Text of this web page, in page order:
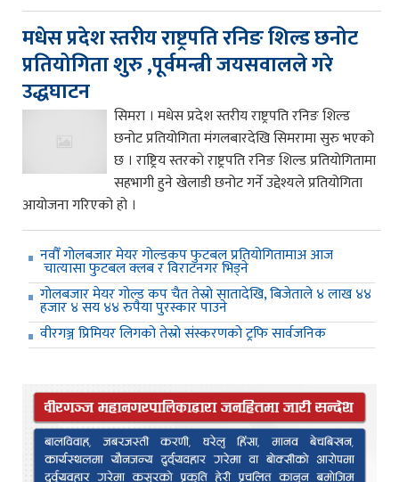
मधेस प्रदेश स्तरीय राष्ट्रपति रनिङ शिल्ड छनोट
प्रतियोगिता शुरु ,पूर्वमन्त्री जयसवालले गरे
उद्धघाटन
सिमरा । मधेस प्रदेश स्तरीय राष्ट्रपति रनिङ शिल्ड
छनोट प्रतियोगिता मंगलबारदेखि सिमरामा सुरु भएको
छ । राष्ट्रिय स्तरको राष्ट्रपति रनिङ शिल्ड प्रतियोगितामा
सहभागी हुने खेलाडी छनोट गर्ने उद्देश्यले प्रतियोगिता
आयोजना गरिएको हो ।
नवौँ गोलबजार मेयर गोल्डकप फुटबल प्रतियोगितामाअ आज
चात्यासा फुटबल क्लब र विराटनगर भिड्ने
गोलबजार मेयर गोल्ड कप चैत तेस्रो सातादेखि, बिजेताले ४ लाख ४४
हजार ४ सय ४४ रुपैया पुरस्कार पाउने
वीरगञ्ज प्रिमियर लिगको तेस्रो संस्करणको ट्रफि सार्वजनिक